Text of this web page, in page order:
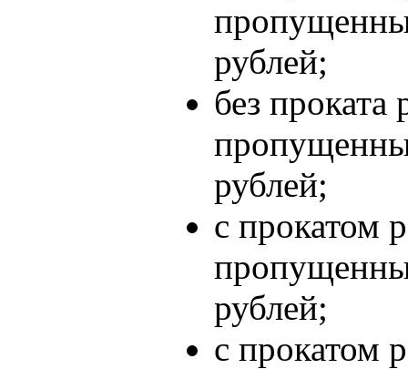
рублей;
без проката
рублей;
с прокатом
рублей;
с прокатом